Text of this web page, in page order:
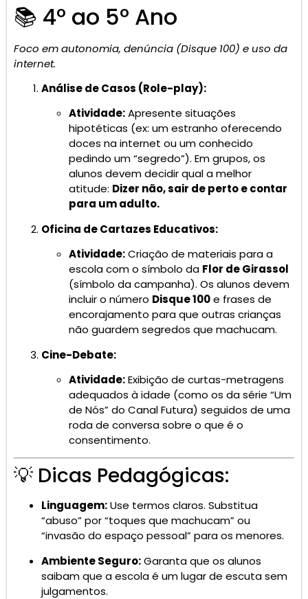
📚 4º ao 5º Ano
Foco em autonomia, denúncia (Disque 100) e uso da
internet.
Análise de Casos (Role-play):
Atividade:Apresente situações
hipotéticas (ex: um estranho oferecendo
doces na internet ou um conhecido
pedindo um “segredo”). Em grupos, os
alunos devem decidir qual a melhor
atitude: Dizer não, sair de perto e contar
para um adulto.
Oficina de Cartazes Educativos:
Atividade:Criação de materiais para a
escola com o símbolo da Flor de Girassol
(símbolo da campanha). Os alunos devem
incluir o número Disque 100e frases de
encorajamento para que outras crianças
não guardem segredos que machucam.
Cine-Debate:
Atividade:Exibição de curtas-metragens
adequados à idade (como os da série “Um
de Nós” do Canal Futura) seguidos de uma
roda de conversa sobre o que é o
consentimento.
💡 Dicas Pedagógicas:
Linguagem:Use termos claros. Substitua
“abuso” por “toques que machucam” ou
“invasão do espaço pessoal” para os menores.
Ambiente Seguro:Garanta que os alunos
saibam que a escola é um lugar de escuta sem
julgamentos.